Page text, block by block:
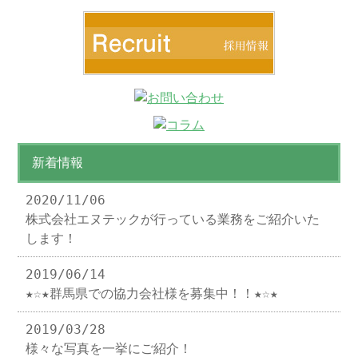
新着情報
2020/11/06
株式会社エヌテックが行っている業務をご紹介いた
します！
2019/06/14
★☆★群馬県での協力会社様を募集中！！★☆★
2019/03/28
様々な写真を一挙にご紹介！